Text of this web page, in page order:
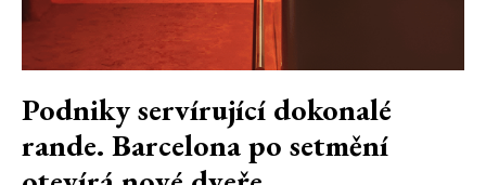
Podniky servírující dokonalé
rande. Barcelona po setmění